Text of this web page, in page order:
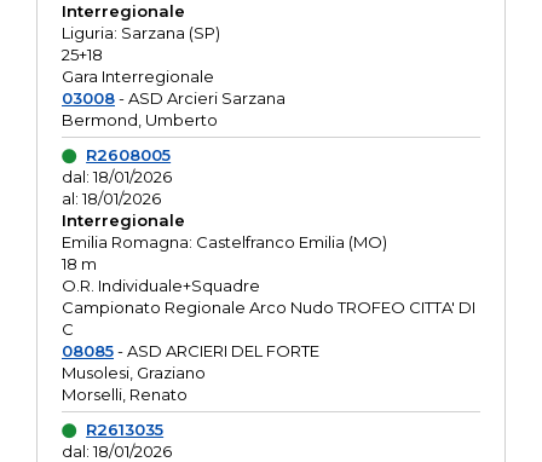
Interregionale
Liguria: Sarzana (SP)
25+18
Gara Interregionale
03008- ASD Arcieri Sarzana
Bermond, Umberto
R2608005
dal: 18/01/2026
al: 18/01/2026
Interregionale
Emilia Romagna: Castelfranco Emilia (MO)
18 m
O.R. Individuale+Squadre
Campionato Regionale Arco Nudo TROFEO CITTA' DI
C
08085- ASD ARCIERI DEL FORTE
Musolesi, Graziano
Morselli, Renato
R2613035
dal: 18/01/2026